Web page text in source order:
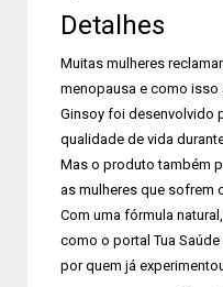
Detalhes
Muitas mulheres
menopausa e como isso
Ginsoy foi desenvolvido
qualidade de vida
Mas o produto também
as mulheres que sofrem
Com uma fórmula
como o portal Tua
por quem já